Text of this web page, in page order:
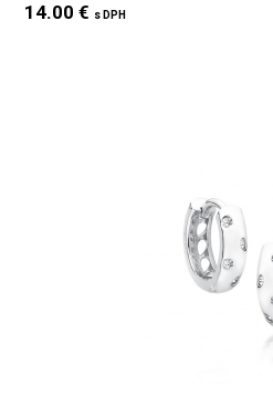
14.00 € s DPH